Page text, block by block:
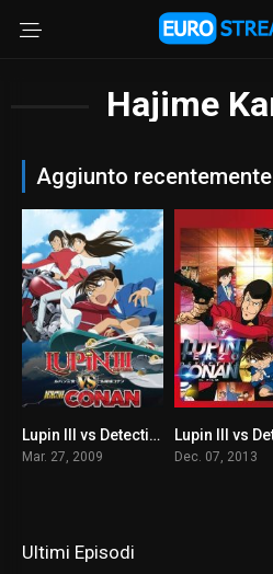
Hajime
Aggiunto recentemente
6.8Lupin III vs Detective Conan
Mar. 27, 2009 Dec. 07, 2013
Ultimi Episodi